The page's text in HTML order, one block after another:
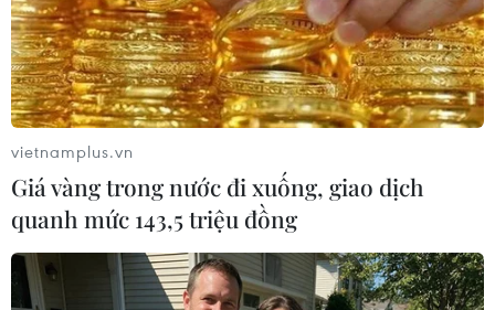
Theo dõi VietnamPlus
TIN LIÊN QUAN
vietnamplus.vn
Giá vàng trong nước đi xuống, giao dịch
quanh mức 143,5 triệu đồng